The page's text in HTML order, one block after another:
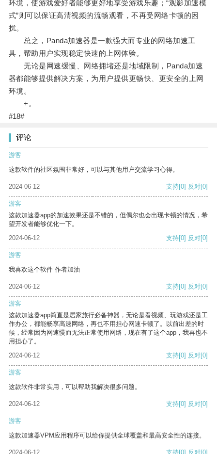
环境，使游戏爱好者能够更好地享受游戏乐趣；“观影加速模
式”则可以保证高清视频的流畅观看，不再受网络卡顿的困
扰。
总之，Panda加速器是一款强大而专业的网络加速工
具，帮助用户实现稳定快速的上网体验。
无论是网速缓慢、网络拥堵还是地域限制，Panda加速
器都能够提供解决方案，为用户提供更畅快、更安全的上网
环境。
+。
#18#
评论
游客
这款软件的社区氛围非常好，可以与其他用户交流学习心得。
2024-06-12 支持[0] 反对[0]
游客
这款加速器app的加速效果还是不错的，但偶尔也会出现卡顿的情况，希
望开发者能够优化一下。
2024-06-12
支持[0] 反对[0]
游客
我喜欢这个软件 作者加油
2024-06-12 支持[0] 反对[0]
游客
这款加速器app简直是居家旅行必备神器，无论是看视频、玩游戏还是工
作办公，都能畅享高速网络，再也不用担心网速卡顿了。以前出差的时
候，经常因为网速慢而无法正常使用网络，现在有了这个app，我再也不
用担心了。
2024-06-12
支持[0] 反对[0]
游客
这款软件非常实用，可以帮助我解决很多问题。
2024-06-12 支持[0] 反对[0]
游客
这款加速器VPM应用程序可以给你提供全球覆盖和最高安全性的连接。
2024-06-12 支持[0] 反对[0]